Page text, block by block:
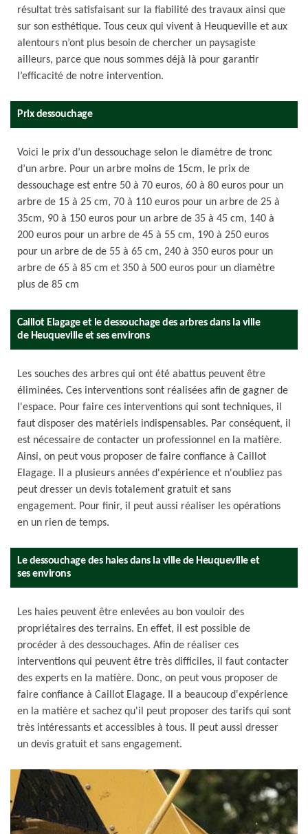
résultat très satisfaisant sur la fiabilité des travaux ainsi que
sur son esthétique. Tous ceux qui vivent à Heuqueville et aux
alentours n’ont plus besoin de chercher un paysagiste
ailleurs, parce que nous sommes déjà là pour garantir
l’efficacité de notre intervention.
Prix dessouchage
Voici le prix d’un dessouchage selon le diamètre de tronc
d’un arbre. Pour un arbre moins de 15cm, le prix de
dessouchage est entre 50 à 70 euros, 60 à 80 euros pour un
arbre de 15 à 25 cm, 70 à 110 euros pour un arbre de 25 à
35cm, 90 à 150 euros pour un arbre de 35 à 45 cm, 140 à
200 euros pour un arbre de 45 à 55 cm, 190 à 250 euros
pour un arbre de de 55 à 65 cm, 240 à 350 euros pour un
arbre de 65 à 85 cm et 350 à 500 euros pour un diamètre
plus de 85 cm
Caillot Elagage et le dessouchage des arbres dans la ville
de Heuqueville et ses environs
Les souches des arbres qui ont été abattus peuvent être
éliminées. Ces interventions sont réalisées afin de gagner de
l'espace. Pour faire ces interventions qui sont techniques, il
faut disposer des matériels indispensables. Par conséquent, il
est nécessaire de contacter un professionnel en la matière.
Ainsi, on peut vous proposer de faire confiance à Caillot
Elagage. Il a plusieurs années d'expérience et n'oubliez pas
peut dresser un devis totalement gratuit et sans
engagement. Pour finir, il peut aussi réaliser les opérations
en un rien de temps.
Le dessouchage des haies dans la ville de Heuqueville et
ses environs
Les haies peuvent être enlevées au bon vouloir des
propriétaires des terrains. En effet, il est possible de
procéder à des dessouchages. Afin de réaliser ces
interventions qui peuvent être très difficiles, il faut contacter
des experts en la matière. Donc, on peut vous proposer de
faire confiance à Caillot Elagage. Il a beaucoup d'expérience
en la matière et sachez qu'il peut proposer des tarifs qui sont
très intéressants et accessibles à tous. Il peut aussi dresser
un devis gratuit et sans engagement.